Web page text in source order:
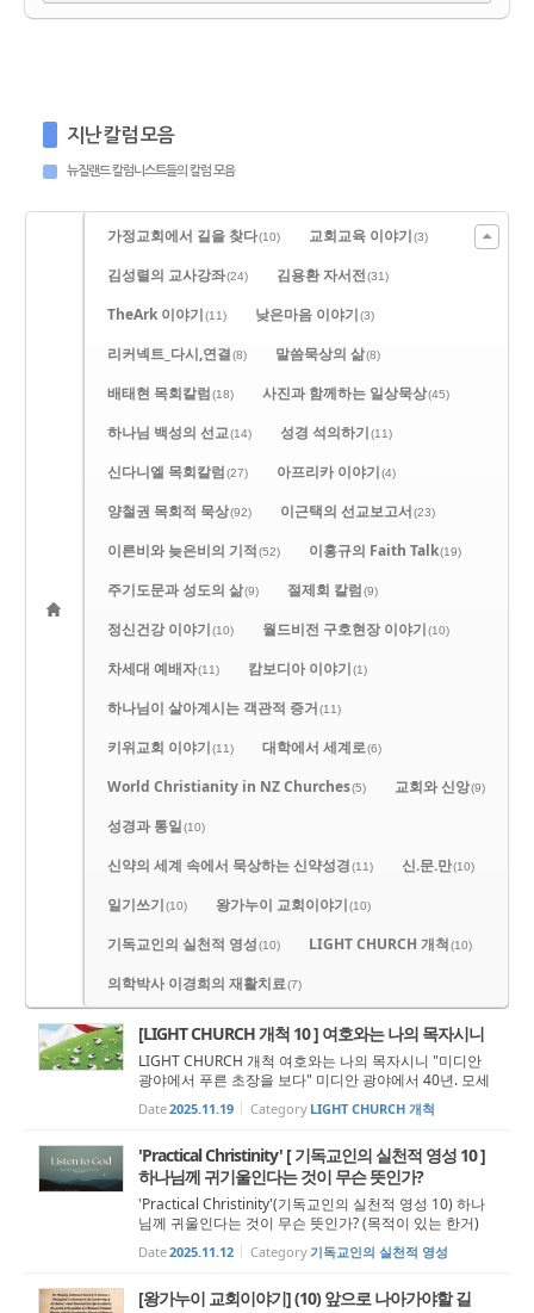
지난 칼럼 모음
뉴질랜드 칼럼니스트들의 칼럼 모음
가정교회에서 길을 찾다(10) 교회교육 이야기(3)
김성렬의 교사강좌(24) 김용환 자서전(31)
TheArk 이야기(11) 낮은마음 이야기(3)
리커넥트_다시,연결(8) 말씀묵상의 삶(8)
배태현 목회칼럼(18) 사진과 함께하는 일상묵상(45)
하나님 백성의 선교(14) 성경 석의하기(11)
신다니엘 목회칼럼(27) 아프리카 이야기(4)
양철권 목회적 묵상(92) 이근택의 선교보고서(23)
이른비와 늦은비의 기적(52) 이홍규의 Faith Talk(19)
주기도문과 성도의 삶(9) 절제회 칼럼(9)
정신건강 이야기(10) 월드비전 구호현장 이야기(10)
차세대 예배자(11) 캄보디아 이야기(1)
하나님이 살아계시는 객관적 증거(11)
키위교회 이야기(11) 대학에서 세계로(6)
World Christianity in NZ Churches(5) 교회와 신앙(9)
성경과 통일(10)
신약의 세계 속에서 묵상하는 신약성경(11) 신.문.만(10)
일기쓰기(10) 왕가누이 교회이야기(10)
기독교인의 실천적 영성(10) LIGHT CHURCH 개척(10)
의학박사 이경희의 재활치료(7)
[LIGHT CHURCH 개척 10 ] 여호와는 나의 목자시니
LIGHT CHURCH 개척 여호와는 나의 목자시니 "미디안
광야에서 푸른 초장을 보다" 미디안 광야에서 40년. 모세
는 이름 없이 살아간다. 왕궁의 화려함도, 젊은 날의 열정
도, 넘치던 육체의 힘도 이제는 희미해져가고, 그저 양 떼
Date2025.11.19 Category LIGHT CHURCH 개척
'Practical Christinity' [ 기독교인의 실천적 영성 10 ]
하나님께 귀기울인다는 것이 무슨 뜻인가?
'Practical Christinity'(기독교인의 실천적 영성 10) 하나
님께 귀울인다는 것이 무슨 뜻인가? (목적이 있는 한거)
"현대의 삶은 소음으로 가득하다." 하나님께 귀를 기울인
다는 것은 무엇인가? 믿음의 여정안에서 우리는 왜 하나
Date2025.11.12 Category 기독교인의 실천적 영성
[왕가누이 교회이야기] (10) 앞으로 나아가야할 길